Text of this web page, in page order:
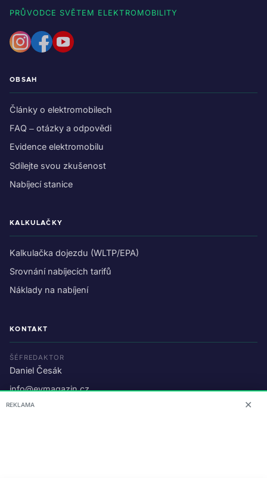
PRŮVODCE SVĚTEM ELEKTROMOBILITY
OBSAH
Články o elektromobilech
FAQ – otázky a odpovědi
Evidence elektromobilu
Sdílejte svou zkušenost
Nabíjecí stanice
KALKULAČKY
Kalkulačka dojezdu (WLTP/EPA)
Srovnání nabíjecích tarifů
Náklady na nabíjení
KONTAKT
ŠÉFREDAKTOR
Daniel Česák
info@evmagazin.cz
O nás
REKLAMA ✕